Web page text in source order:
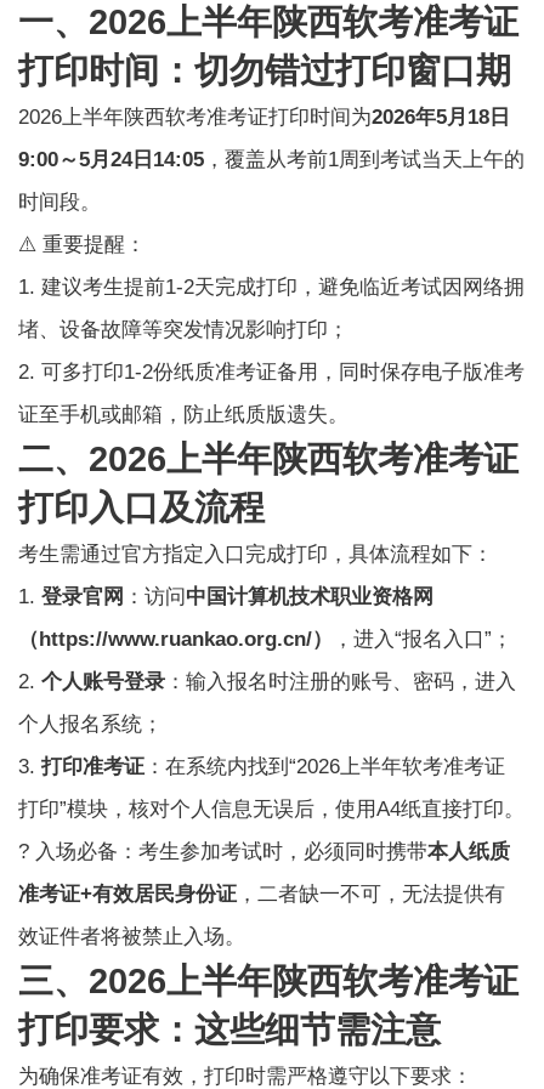
一、2026上半年陕西软考准考证
打印时间：切勿错过打印窗口期
2026上半年陕西软考准考证打印时间为2026年5月18日
9:00～5月24日14:05 ，覆盖从考前1周到考试当天上午的
时间段。
⚠️ 重要提醒：
1. 建议考生提前1-2天完成打印，避免临近考试因网络拥
堵、设备故障等突发情况影响打印；
2. 可多打印1-2份纸质准考证备用，同时保存电子版准考
证至手机或邮箱，防止纸质版遗失。
二、2026上半年陕西软考准考证
打印入口及流程
考生需通过官方指定入口完成打印，具体流程如下：
1.登录官网 ：访问中国计算机技术职业资格网
（https://www.ruankao.org.cn/）
，进入“报名入口”；
2.个人账号登录 ：输入报名时注册的账号、密码，进入
个人报名系统；
3.打印准考证 ：在系统内找到“2026上半年软考准考证
打印”模块，核对个人信息无误后，使用A4纸直接打印。
? 入场必备：考生参加考试时，必须同时携带本人纸质
准考证+有效居民身份证 ，二者缺一不可，无法提供有
效证件者将被禁止入场。
三、2026上半年陕西软考准考证
打印要求：这些细节需注意
为确保准考证有效，打印时需严格遵守以下要求：